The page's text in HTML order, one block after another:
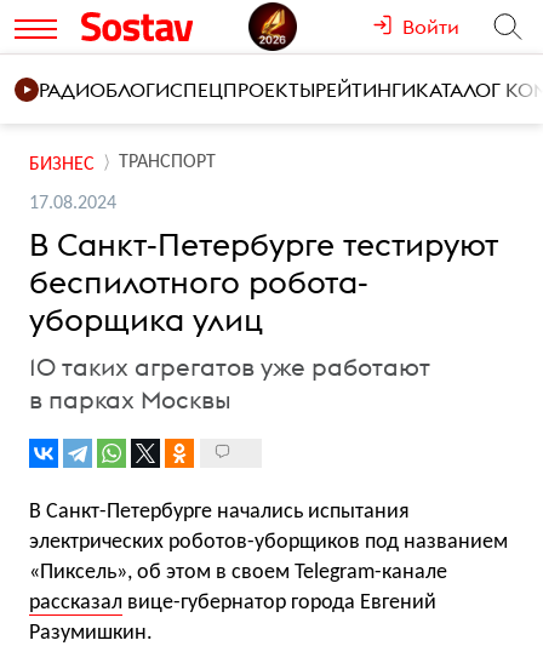
Войти
РАДИОБЛОГИСПЕЦПРОЕКТЫРЕЙТИНГИКАТАЛОГ
БИЗНЕС ТРАНСПОРТ
17.08.2024
В Санкт-Петербурге тестируют
беспилотного робота-
уборщика улиц
10 таких агрегатов уже работают
в парках Москвы
В Санкт-Петербурге начались испытания
электрических роботов-уборщиков под названием
«Пиксель», об этом в своем Telegram-канале
рассказал вице-губернатор города Евгений
Разумишкин.